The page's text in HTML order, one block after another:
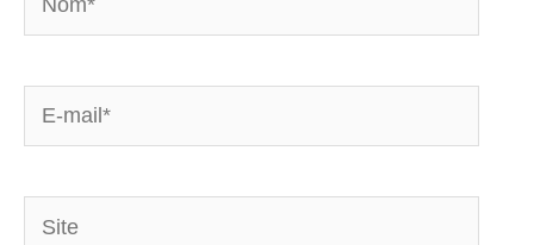
E-
mail*
Site